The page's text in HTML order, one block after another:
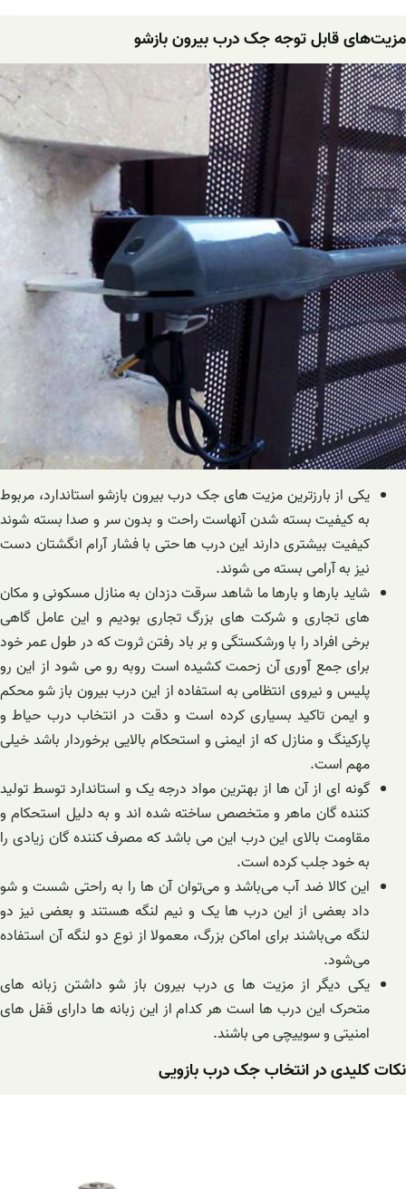
مزیت‌های قابل توجه جک درب بیرون بازشو
یکی از بارزترین مزیت های جک درب بیرون بازشو استاندارد، مربوط
به کیفیت بسته شدن آنهاست راحت و بدون سر و صدا بسته شوند
کیفیت بیشتری دارند این درب ها حتی با فشار آرام انگشتان دست
نیز به آرامی بسته می شوند.
شاید بارها و بارها ما شاهد سرقت دزدان به منازل مسکونی و مکان
های تجاری و شرکت های بزرگ تجاری بودیم و این عامل گاهی
برخی افراد را با ورشکستگی و بر باد رفتن ثروت که در طول عمر خود
برای جمع آوری آن زحمت کشیده است روبه رو می شود از این رو
پلیس و نیروی انتظامی به استفاده از این درب بیرون باز شو محکم
و ایمن تاکید بسیاری کرده است و دقت در انتخاب درب حیاط و
پارکینگ و منازل که از ایمنی و استحکام بالایی برخوردار باشد خیلی
مهم است.
گونه ای از آن ها از بهترین مواد درجه یک و استاندارد توسط تولید
کننده گان ماهر و متخصص ساخته شده اند و به دلیل استحکام و
مقاومت بالای این درب این می باشد که مصرف کننده گان زیادی را
به خود جلب کرده است.
این کالا ضد آب می‌باشد و می‌توان آن ها را به راحتی شست و شو
داد بعضی از این درب ها یک و نیم لنگه هستند و بعضی نیز دو
لنگه می‌باشند برای اماکن بزرگ، معمولا از نوع دو لنگه آن استفاده
می‌شود.
یکی دیگر از مزیت ها ی درب بیرون باز شو داشتن زبانه های
متحرک این درب ها است هر کدام از این زبانه ها دارای قفل های
امنیتی و سوییچی می باشند.
نکات کلیدی در انتخاب جک درب بازویی